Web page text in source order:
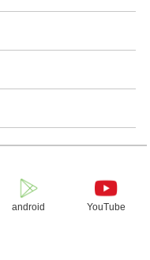
android YouTube